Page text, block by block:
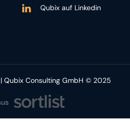
Qubix auf Linkedin
Qubix Consulting GmbH © 2025